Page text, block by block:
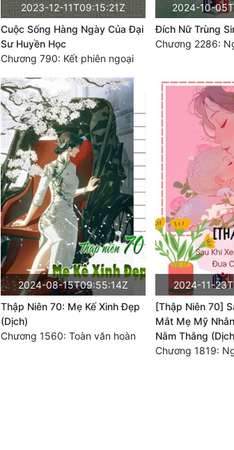
2023-12-11T09:15:21Z
Cuộc Sống Hàng Ngày Của Đại
Sư Huyền Học
Chương 790: Kết phiên ngoại
2024-10-
Đích Nữ Trùng
2024-08-15T09:55:14Z
Thập Niên 70: Mẹ Kế Xinh Đẹp
(Dịch)
Chương 1560: Toàn văn hoàn
2024-11-
[Thập Niên 70]
Mắt Mẹ Mỹ
Nằm Thắng